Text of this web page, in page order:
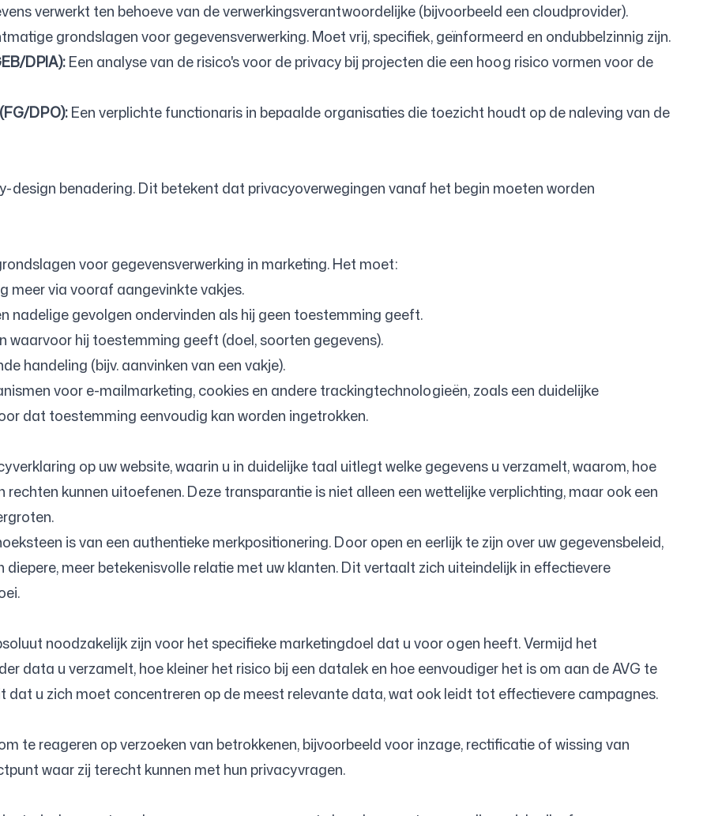
verwerkt ten behoeve van de verwerkingsverantwoordelijke (bijvoorbeeld een cloudprovider).
grondslagen voor gegevensverwerking. Moet vrij, specifiek, geïnformeerd en ondubbelzinnig zijn.
DPIA):Een analyse van de risico's voor de privacy bij projecten die een hoog risico vormen voor de
DPO):Een verplichte functionaris in bepaalde organisaties die toezicht houdt op de naleving van de
design benadering. Dit betekent dat privacyoverwegingen vanaf het begin moeten worden
voor gegevensverwerking in marketing. Het moet:
meer via vooraf aangevinkte vakjes.
nadelige gevolgen ondervinden als hij geen toestemming geeft.
waarvoor hij toestemming geeft (doel, soorten gegevens).
handeling (bijv. aanvinken van een vakje).
voor e-mailmarketing, cookies en andere trackingtechnologieën, zoals een duidelijke
dat toestemming eenvoudig kan worden ingetrokken.
op uw website, waarin u in duidelijke taal uitlegt welke gegevens u verzamelt, waarom, hoe
rechten kunnen uitoefenen. Deze transparantie is niet alleen een wettelijke verplichting, maar ook een
is van een authentieke merkpositionering. Door open en eerlijk te zijn over uw gegevensbeleid,
meer betekenisvolle relatie met uw klanten. Dit vertaalt zich uiteindelijk in effectievere
noodzakelijk zijn voor het specifieke marketingdoel dat u voor ogen heeft. Vermijd het
data u verzamelt, hoe kleiner het risico bij een datalek en hoe eenvoudiger het is om aan de AVG te
dat u zich moet concentreren op de meest relevante data, wat ook leidt tot effectievere campagnes.
te reageren op verzoeken van betrokkenen, bijvoorbeeld voor inzage, rectificatie of wissing van
waar zij terecht kunnen met hun privacyvragen.